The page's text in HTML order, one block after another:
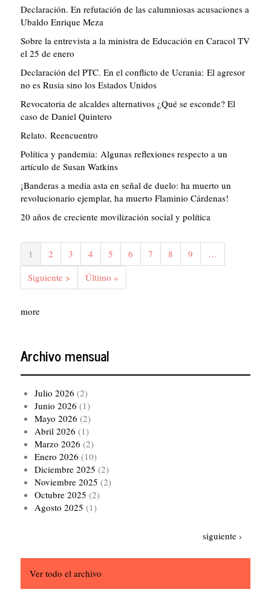
Declaración. En refutación de las calumniosas acusaciones a
Ubaldo Enrique Meza
Sobre la entrevista a la ministra de Educación en Caracol TV
el 25 de enero
Declaración del PTC. En el conflicto de Ucrania: El agresor
no es Rusia sino los Estados Unidos
Revocatoria de alcaldes alternativos ¿Qué se esconde? El
caso de Daniel Quintero
Relato. Reencuentro
Política y pandemia: Algunas reflexiones respecto a un
artículo de Susan Watkins
¡Banderas a media asta en señal de duelo: ha muerto un
revolucionario ejemplar, ha muerto Flaminio Cárdenas!
20 años de creciente movilización social y política
Paginación
Página
actual
1 Página
2 Página
3 Página
4 Página
5 Página
6 Página
7 Página
8 Página
9
…
Siguiente
página
Siguiente >
Última
página
Último »
more
Archivo mensual
Julio 2026 (2)
Junio 2026 (1)
Mayo 2026 (2)
Abril 2026 (1)
Marzo 2026 (2)
Enero 2026 (10)
Diciembre 2025 (2)
Noviembre 2025 (2)
Octubre 2025 (2)
Agosto 2025 (1)
Siguiente
siguiente ›
Ver todo el archivo